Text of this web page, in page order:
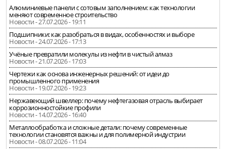
Алюминиевые панели с сотовым заполнением: как технологии
меняют современное строительство
Новости - 27.07.2026 - 19:11
Подшипники: как разобраться в видах, особенностях и выборе
Новости - 24.07.2026 - 17:13
Учёные превратили молекулы из нефти в чистый алмаз
Новости - 21.07.2026 - 17:03
Чертежи как основа инженерных решений: от идеи до
промышленного применения
Новости - 19.07.2026 - 19:23
Нержавеющий швеллер: почему нефтегазовая отрасль выбирает
коррозионностойкие профили
Новости - 14.07.2026 - 16:40
Металлообработка и сложные детали: почему современные
технологии становятся важны и для полимерной индустрии
Новости - 08.07.2026 - 11:04